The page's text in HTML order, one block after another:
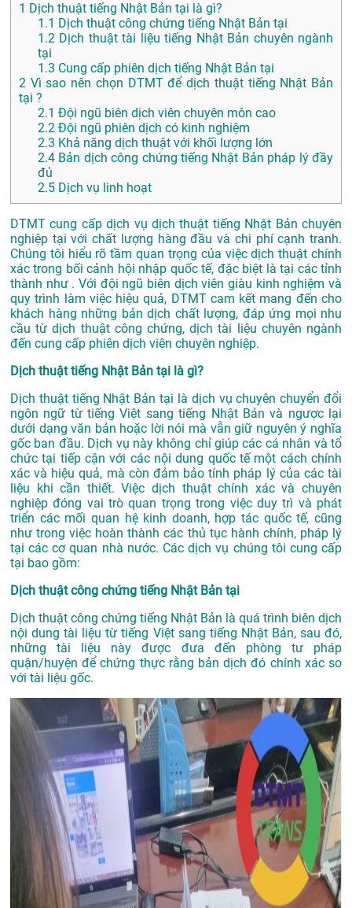
1 Dịch thuật tiếng Nhật Bản tại là gì?
1.1 Dịch thuật công chứng tiếng Nhật Bản tại
1.2 Dịch thuật tài liệu tiếng Nhật Bản chuyên ngành
tại
1.3 Cung cấp phiên dịch tiếng Nhật Bản tại
2 Vì sao nên chọn DTMT để dịch thuật tiếng Nhật Bản
tại ?
2.1 Đội ngũ biên dịch viên chuyên môn cao
2.2 Đội ngũ phiên dịch có kinh nghiệm
2.3 Khả năng dịch thuật với khối lượng lớn
2.4 Bản dịch công chứng tiếng Nhật Bản pháp lý đầy
đủ
2.5 Dịch vụ linh hoạt
DTMT cung cấp dịch vụ dịch thuật tiếng Nhật Bản chuyên
nghiệp tại với chất lượng hàng đầu và chi phí cạnh tranh.
Chúng tôi hiểu rõ tầm quan trọng của việc dịch thuật chính
xác trong bối cảnh hội nhập quốc tế, đặc biệt là tại các tỉnh
thành như . Với đội ngũ biên dịch viên giàu kinh nghiệm và
quy trình làm việc hiệu quả, DTMT cam kết mang đến cho
khách hàng những bản dịch chất lượng, đáp ứng mọi nhu
cầu từ dịch thuật công chứng, dịch tài liệu chuyên ngành
đến cung cấp phiên dịch viên chuyên nghiệp.
Dịch thuật tiếng Nhật Bản tại là gì?
Dịch thuật tiếng Nhật Bản tại là dịch vụ chuyên chuyển đổi
ngôn ngữ từ tiếng Việt sang tiếng Nhật Bản và ngược lại
dưới dạng văn bản hoặc lời nói mà vẫn giữ nguyên ý nghĩa
gốc ban đầu. Dịch vụ này không chỉ giúp các cá nhân và tổ
chức tại tiếp cận với các nội dung quốc tế một cách chính
xác và hiệu quả, mà còn đảm bảo tính pháp lý của các tài
liệu khi cần thiết. Việc dịch thuật chính xác và chuyên
nghiệp đóng vai trò quan trọng trong việc duy trì và phát
triển các mối quan hệ kinh doanh, hợp tác quốc tế, cũng
như trong việc hoàn thành các thủ tục hành chính, pháp lý
tại các cơ quan nhà nước. Các dịch vụ chúng tôi cung cấp
tại bao gồm:
Dịch thuật công chứng tiếng Nhật Bản tại
Dịch thuật công chứng tiếng Nhật Bản là quá trình biên dịch
nội dung tài liệu từ tiếng Việt sang tiếng Nhật Bản, sau đó,
những tài liệu này được đưa đến phòng tư pháp
quận/huyện để chứng thực rằng bản dịch đó chính xác so
với tài liệu gốc.